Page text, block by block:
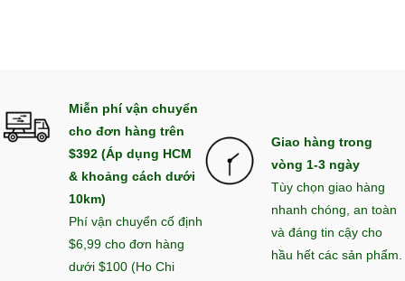
Miễn phí vận chuyển
cho đơn hàng trên
$392 (Áp dụng HCM
& khoảng cách dưới
10km)
Phí vận chuyển cố định
$6,99 cho đơn hàng
dưới $100 (Ho Chi
Giao hàng trong
vòng 1-3 ngày
Tùy chọn giao hàng
nhanh chóng, an toàn
và đáng tin cậy cho
hầu hết các sản phẩm.